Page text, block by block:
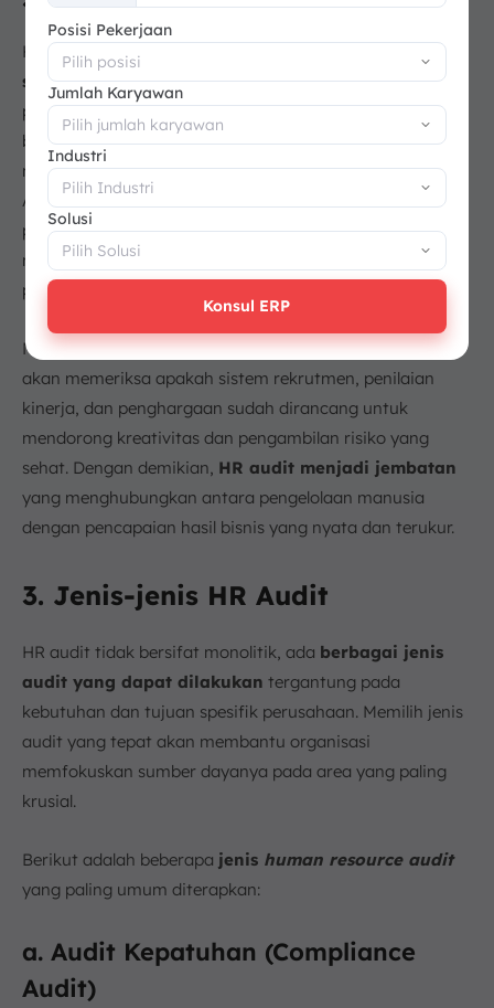
HR audit bertujuan untuk
selarasdengan visi, misi, dan tujuan strategis
perusahaan. Departemen HR modern tidak lagi hanya
berfungsi sebagai pendukung operasional, tetapi sebagai
mitra strategis yang mendorong pertumbuhan bisnis.
Audit akan mengevaluasi apakah inisiatif HR, seperti
program pengembangan kepemimpinan atau
manajemen talenta, benar-benar mendukung
perusahaan.
Misalnya, jika strategi perusahaan adalah inovasi, audit
akan memeriksa apakah sistem rekrutmen, penilaian
kinerja, dan penghargaan sudah dirancang untuk
mendorong kreativitas dan pengambilan risiko yang
sehat. Dengan demikian, HR audit menjadi jembatan
yang menghubungkan antara pengelolaan manusia
dengan pencapaian hasil bisnis yang nyata dan terukur.
3. Jenis-jenis HR Audit
HR audit tidak bersifat monolitik, ada berbagai jenis
audit yang dapat dilakukan tergantung pada
kebutuhan dan tujuan spesifik perusahaan. Memilih jenis
audit yang tepat akan membantu organisasi
memfokuskan sumber dayanya pada area yang paling
krusial.
Berikut adalah beberapa jenis human resource audit
yang paling umum diterapkan:
a. Audit Kepatuhan (Compliance
Audit)
+62
Posisi Pekerjaan
Jumlah Karyawan
Industri
Solusi
Konsul ERP